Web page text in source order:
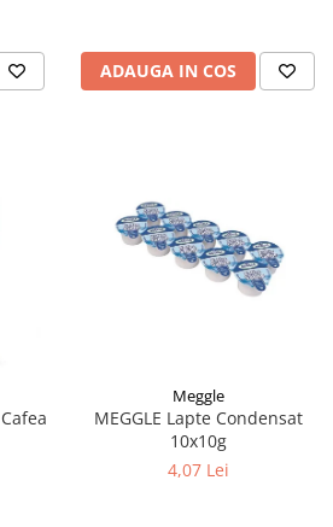
ADAUGA IN COS
Meggle
MEGGLE Lapte Condensat
10x10g
4,07 Lei